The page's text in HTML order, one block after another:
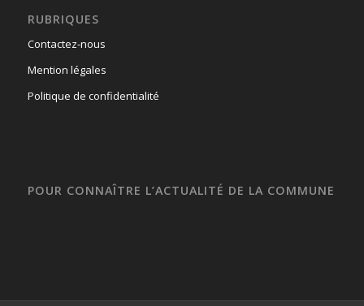
RUBRIQUES
Contactez-nous
Mention légales
Politique de confidentialité
POUR CONNAÎTRE L’ACTUALITÉ DE LA COMMUNE